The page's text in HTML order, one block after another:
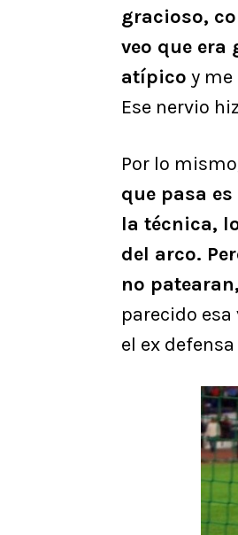
gracioso,
veo que era
atípico y me
Ese nervio
Por lo
que pasa
la técnica,
del arco.
no
parecido
el ex defensa